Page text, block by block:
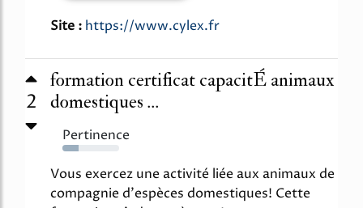
Site : https://www.cylex.fr
2
formation certificat capacitÉ animaux
domestiques ...
Pertinence
28%
Vous exercez une activité liée aux animaux de
compagnie d'espèces domestiques! Cette